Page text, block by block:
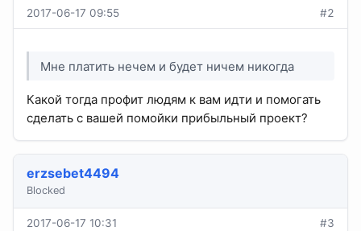
2017-06-17 09:55 #2
Мне платить нечем и будет ничем никогда
Какой тогда профит людям к вам идти и помогать
сделать с вашей помойки прибыльный проект?
erzsebet4494
Blocked
2017-06-17 10:31 #3